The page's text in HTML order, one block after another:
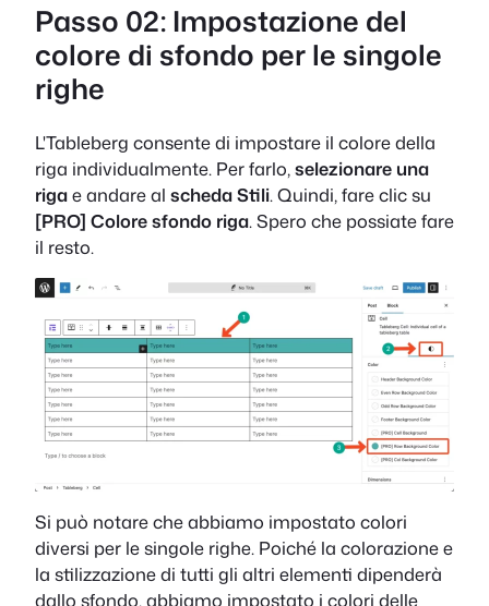
Passo 02: Impostazione del
colore di sfondo per le singole
righe
L'Tableberg consente di impostare il colore della
riga individualmente. Per farlo,selezionare una
rigae andare al scheda Stili. Quindi, fare clic su
[PRO] Colore sfondo riga. Spero che possiate fare
il resto.
Si può notare che abbiamo impostato colori
diversi per le singole righe. Poiché la colorazione e
la stilizzazione di tutti gli altri elementi dipenderà
dallo sfondo, abbiamo impostato i colori delle